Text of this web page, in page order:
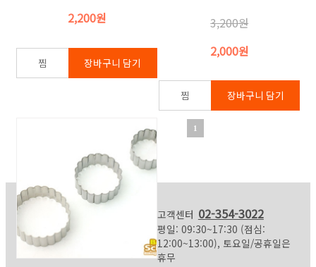
2,200원
3,200원
2,000원
1
고객센터 02-354-3022
평일: 09:30~17:30 (점심:
12:00~13:00), 토요일/공휴일은
휴무